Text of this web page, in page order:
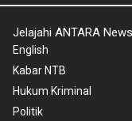
Jelajahi ANTARA
English
Kabar NTB
Hukum Kriminal
Politik